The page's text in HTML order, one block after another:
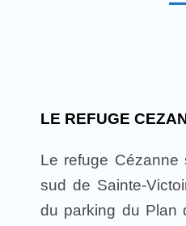
LE REFUGE
Le refuge
sud de Sainte-
du parking du Plan